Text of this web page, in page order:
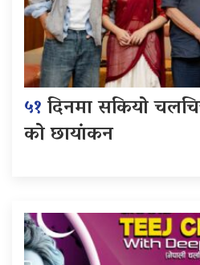
५१दिनमा सकियो
को छायांकन